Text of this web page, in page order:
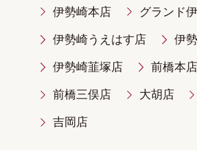
伊勢崎本店
グランド
伊勢崎うえはす店 伊
伊勢崎韮塚店 前橋本店
前橋三俣店 大胡店
吉岡店